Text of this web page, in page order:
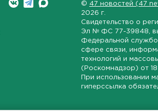
© 47 новостей (47
2026 г.
Свидетельство о
Эл № ФС 77-39848 ,
Федеральной
сфере связи,
технологий и
(Роскомнадзор) от
При использовании
гиперссылка